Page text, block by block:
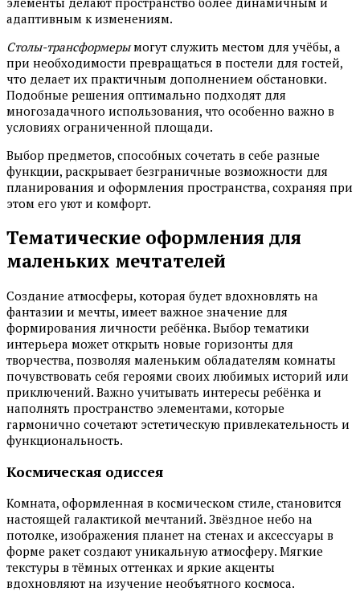
адаптивным к изменениям.
Столы-трансформерымогут служить местом для учёбы, а
при необходимости превращаться в постели для гостей,
что делает их практичным дополнением обстановки.
Подобные решения оптимально подходят для
многозадачного использования, что особенно важно в
условиях ограниченной площади.
Выбор предметов, способных сочетать в себе разные
функции, раскрывает безграничные возможности для
планирования и оформления пространства, сохраняя при
этом его уют и комфорт.
Тематические оформления для
маленьких мечтателей
Создание атмосферы, которая будет вдохновлять на
фантазии и мечты, имеет важное значение для
формирования личности ребёнка. Выбор тематики
интерьера может открыть новые горизонты для
творчества, позволяя маленьким обладателям комнаты
почувствовать себя героями своих любимых историй или
приключений. Важно учитывать интересы ребёнка и
наполнять пространство элементами, которые
гармонично сочетают эстетическую привлекательность и
функциональность.
Космическая одиссея
Комната, оформленная в космическом стиле, становится
настоящей галактикой мечтаний. Звёздное небо на
потолке, изображения планет на стенах и аксессуары в
форме ракет создают уникальную атмосферу. Мягкие
текстуры в тёмных оттенках и яркие акценты
вдохновляют на изучение необъятного космоса.